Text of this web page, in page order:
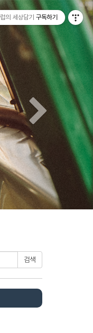
Tistory
Next
검색
럽의 세상담기 구독하기